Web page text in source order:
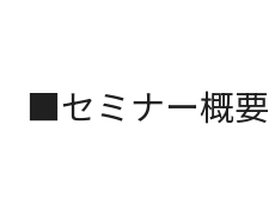
■セミナー概要